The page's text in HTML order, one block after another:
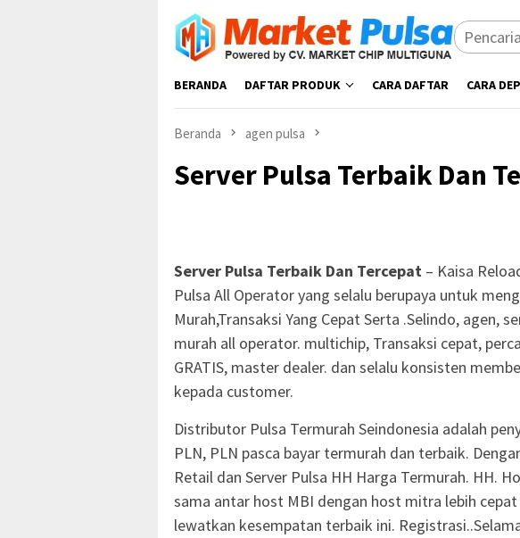
Loncat
konten
BERANDA DAFTAR PRODUK CARA DAFTAR CARA
Beranda agen pulsa
Server Pulsa Terbaik Dan
Server Pulsa Terbaik Dan Tercepat – Kaisa
Pulsa All Operator yang selalu berupaya untuk
Murah,Transaksi Yang Cepat Serta .Selindo, agen,
murah all operator. multichip, Transaksi cepat,
GRATIS, master dealer. dan selalu konsisten
kepada customer.
Distributor Pulsa Termurah Seindonesia adalah
PLN, PLN pasca bayar termurah dan terbaik.
Retail dan Server Pulsa HH Harga Termurah. HH.
sama antar host MBI dengan host mitra lebih
lewatkan kesempatan terbaik ini.